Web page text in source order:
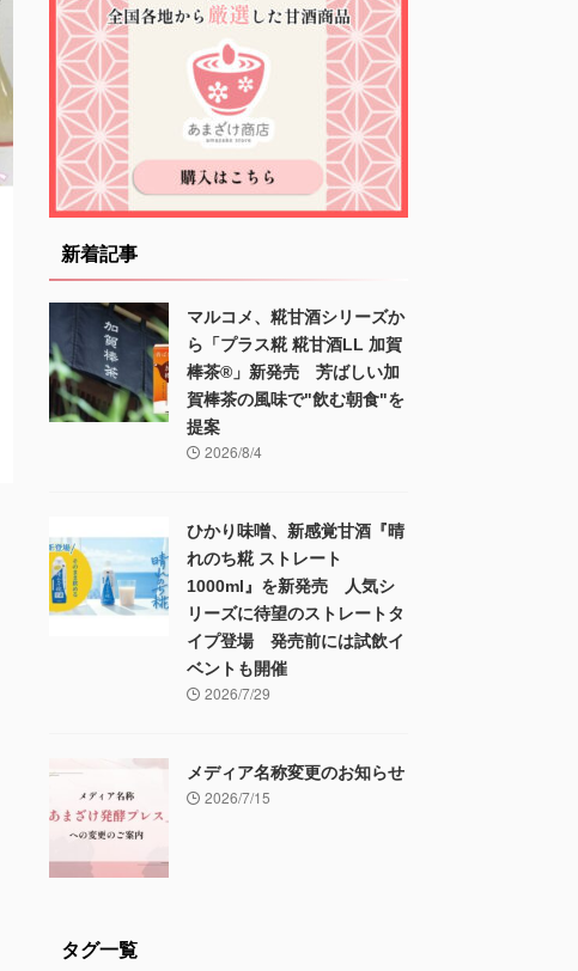
新着記事
マルコメ、糀甘酒シリーズか
ら「プラス糀 糀甘酒LL 加賀
棒茶®」新発売 芳ばしい加
賀棒茶の風味で"飲む朝食"を
提案
2026/8/4
ひかり味噌、新感覚甘酒『晴
れのち糀 ストレート
1000ml』を新発売 人気シ
リーズに待望のストレートタ
イプ登場 発売前には試飲イ
ベントも開催
2026/7/29
メディア名称変更のお知らせ
2026/7/15
タグ一覧